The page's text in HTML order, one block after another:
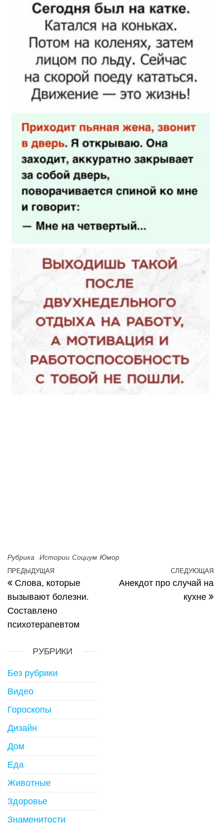
Рубрика Истории Социум Юмор
Навигация по записям
Предыдущая запись
ПРЕДЫДУЩАЯ
Слова, которые
вызывают болезни.
Составлено
психотерапевтом
СЛЕДУЮЩАЯ
Анекдот про случай на
кухне
РУБРИКИ
Без рубрики
Видео
Гороскопы
Дизайн
Дом
Еда
Животные
Здоровье
Знаменитости